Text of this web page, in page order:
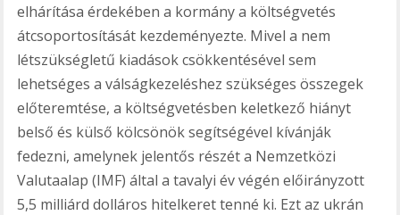
elhárítása érdekében a kormány a költségvetés
átcsoportosítását kezdeményezte. Mivel a nem
létszükségletű kiadások csökkentésével sem
lehetséges a válságkezeléshez szükséges összegek
előteremtése, a költségvetésben keletkező hiányt
belső és külső kölcsönök segítségével kívánják
fedezni, amelynek jelentős részét a Nemzetközi
Valutaalap (IMF) által a tavalyi év végén előirányzott
5,5 milliárd dolláros hitelkeret tenné ki. Ezt az ukrán